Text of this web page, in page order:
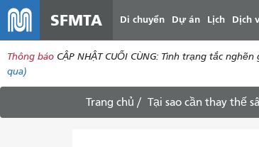
SFMTA Di chuyển Dự án Lịch Dịch
Thông báo CẬP NHẬT CUỐI CÙNG: Tình trạng tắc
qua)
Trang chủ Tại sao cần thay thế